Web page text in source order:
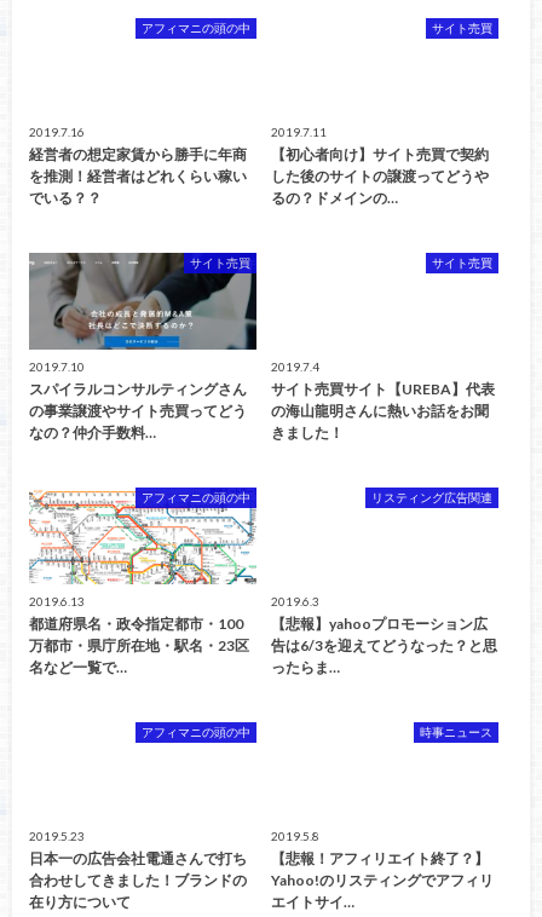
アフィマニの頭の中
2019.7.16
経営者の想定家賃から勝手に年商
を推測！経営者はどれくらい稼い
でいる？？
サイト売買
2019.7.11
【初心者向け】サイト売買で契約
した後のサイトの譲渡ってどうや
るの？ドメインの…
サイト売買
2019.7.10
スパイラルコンサルティングさん
の事業譲渡やサイト売買ってどう
なの？仲介手数料…
サイト売買
2019.7.4
サイト売買サイト【UREBA】代表
の海山龍明さんに熱いお話をお聞
きました！
アフィマニの頭の中
2019.6.13
都道府県名・政令指定都市・100
万都市・県庁所在地・駅名・23区
名など一覧で…
リスティング広告関連
2019.6.3
【悲報】yahooプロモーション広
告は6/3を迎えてどうなった？と思
ったらま…
アフィマニの頭の中
2019.5.23
日本一の広告会社電通さんで打ち
合わせしてきました！ブランドの
在り方について
時事ニュース
2019.5.8
【悲報！アフィリエイト終了？】
Yahoo!のリスティングでアフィリ
エイトサイ…